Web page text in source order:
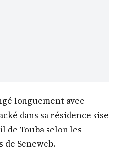
longuement avec
dans sa résidence sise
de Touba selon les
Seneweb.